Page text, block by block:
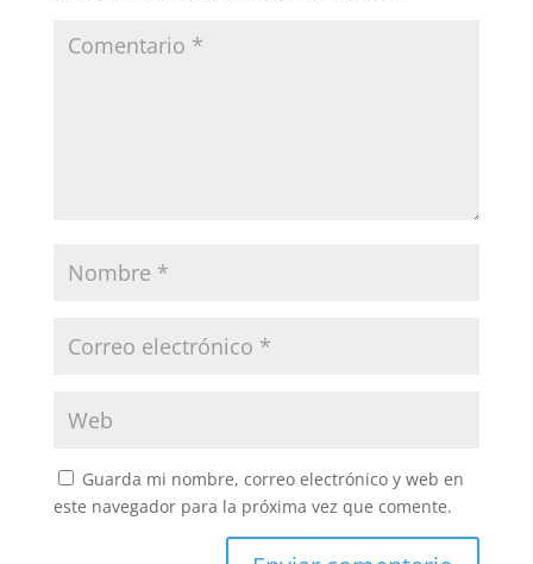
Guarda mi nombre, correo electrónico y web en
este navegador para la próxima vez que comente.